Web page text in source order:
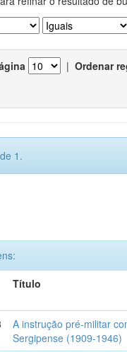
| Ordenar
1.
Título
A instrução pré-militar
Sergipense (1909-1946)